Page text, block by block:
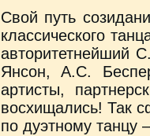
Свой путь
классического
авторитетнейший
Янсон, А.С.
артисты,
восхищались! Так
по дуэтному танцу